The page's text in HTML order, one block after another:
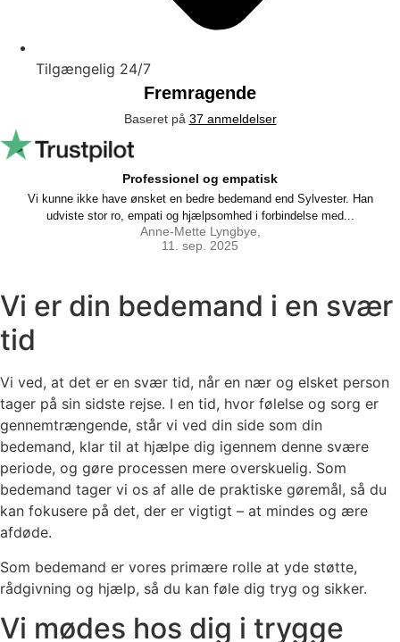
Tilgængelig 24/7
Fremragende
Baseret på 37 anmeldelser
Professionel og empatisk
Vi kunne ikke have ønsket en bedre bedemand end Sylvester. Han
udviste stor ro, empati og hjælpsomhed i forbindelse med...
Anne-Mette Lyngbye,
11. sep. 2025
Vi er din bedemand i en svær
tid
Vi ved, at det er en svær tid, når en nær og elsket person
tager på sin sidste rejse. I en tid, hvor følelse og sorg er
gennemtrængende, står vi ved din side som din
bedemand, klar til at hjælpe dig igennem denne svære
periode, og gøre processen mere overskuelig. Som
bedemand tager vi os af alle de praktiske gøremål, så du
kan fokusere på det, der er vigtigt – at mindes og ære
afdøde.
Som bedemand er vores primære rolle at yde støtte,
rådgivning og hjælp, så du kan føle dig tryg og sikker.
Vi mødes hos dig i trygge